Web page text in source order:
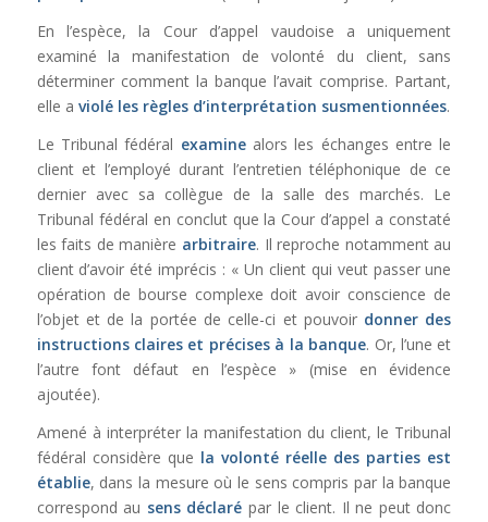
En l’espèce, la Cour d’appel vaudoise a uniquement
examiné la manifestation de volonté du client, sans
déterminer comment la banque l’avait comprise. Partant,
elle a violé les règles d’interprétation susmentionnées.
Le Tribunal fédéral examinealors les échanges entre le
client et l’employé durant l’entretien téléphonique de ce
dernier avec sa collègue de la salle des marchés. Le
Tribunal fédéral en conclut que la Cour d’appel a constaté
les faits de manière arbitraire. Il reproche notamment au
client d’avoir été imprécis : « Un client qui veut passer une
opération de bourse complexe doit avoir conscience de
l’objet et de la portée de celle-ci et pouvoir donner des
instructions claires et précises à la banque. Or, l’une et
l’autre font défaut en l’espèce » (mise en évidence
ajoutée).
Amené à interpréter la manifestation du client, le Tribunal
fédéral considère que la volonté réelle des parties est
établie, dans la mesure où le sens compris par la banque
correspond au sens déclaré par le client. Il ne peut donc